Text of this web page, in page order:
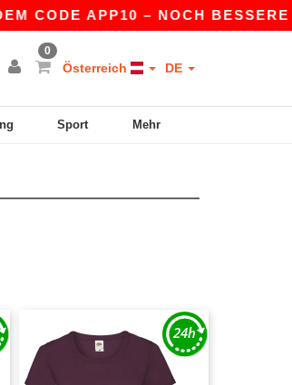
APP10 – NOCH BESSERE
0
Österreich DE
Sport Mehr